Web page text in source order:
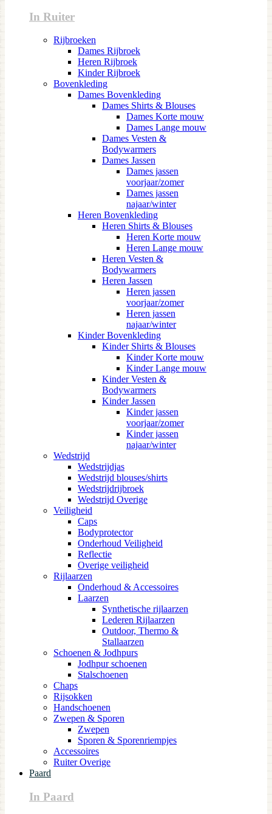
In Ruiter
Rijbroeken
Dames Rijbroek
Heren Rijbroek
Kinder Rijbroek
Bovenkleding
Dames Bovenkleding
Dames Shirts & Blouses
Dames Korte mouw
Dames Lange mouw
Dames Vesten &
Bodywarmers
Dames Jassen
Dames jassen
voorjaar/zomer
Dames jassen
najaar/winter
Heren Bovenkleding
Heren Shirts & Blouses
Heren Korte mouw
Heren Lange mouw
Heren Vesten &
Bodywarmers
Heren Jassen
Heren jassen
voorjaar/zomer
Heren jassen
najaar/winter
Kinder Bovenkleding
Kinder Shirts & Blouses
Kinder Korte mouw
Kinder Lange mouw
Kinder Vesten &
Bodywarmers
Kinder Jassen
Kinder jassen
voorjaar/zomer
Kinder jassen
najaar/winter
Wedstrijd
Wedstrijdjas
Wedstrijd blouses/shirts
Wedstrijdrijbroek
Wedstrijd Overige
Veiligheid
Caps
Bodyprotector
Onderhoud Veiligheid
Reflectie
Overige veiligheid
Rijlaarzen
Onderhoud & Accessoires
Laarzen
Synthetische rijlaarzen
Lederen Rijlaarzen
Outdoor, Thermo &
Stallaarzen
Schoenen & Jodhpurs
Jodhpur schoenen
Stalschoenen
Chaps
Rijsokken
Handschoenen
Zwepen & Sporen
Zwepen
Sporen & Sporenriempjes
Accessoires
Ruiter Overige
Paard
In Paard